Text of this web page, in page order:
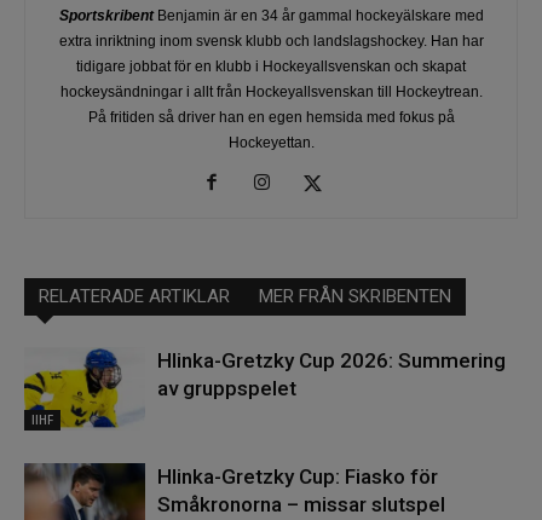
SportskribentBenjamin är en 34 år gammal hockeyälskare med
extra inriktning inom svensk klubb och landslagshockey. Han har
tidigare jobbat för en klubb i Hockeyallsvenskan och skapat
hockeysändningar i allt från Hockeyallsvenskan till Hockeytrean.
På fritiden så driver han en egen hemsida med fokus på
Hockeyettan.
RELATERADE ARTIKLAR MER FRÅN SKRIBENTEN
IIHF
Hlinka-Gretzky Cup 2026: Summering
av gruppspelet
Hlinka-Gretzky Cup: Fiasko för
Småkronorna – missar slutspel